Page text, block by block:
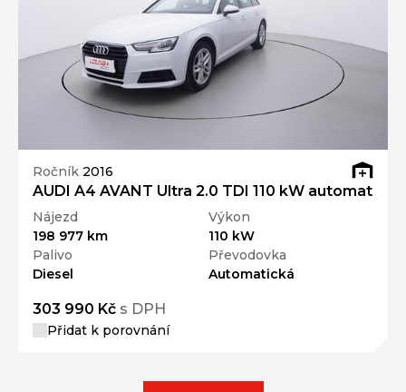
Ročník 2016
AUDI A4 AVANT Ultra 2.0 TDI 110 kW automat
Nájezd
198 977 km
Výkon
110 kW
Palivo
Diesel
Převodovka
Automatická
303 990 Kč s DPH
Přidat k porovnání